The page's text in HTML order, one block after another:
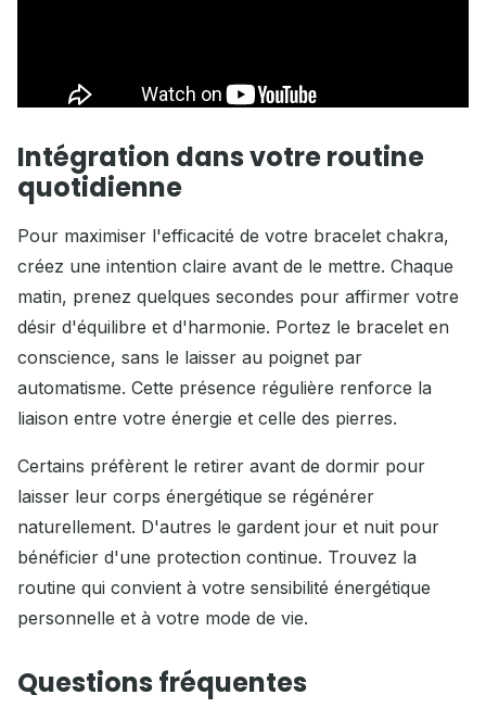
Intégration dans votre routine
quotidienne
Pour maximiser l'efficacité de votre bracelet chakra,
créez une intention claire avant de le mettre. Chaque
matin, prenez quelques secondes pour affirmer votre
désir d'équilibre et d'harmonie. Portez le bracelet en
conscience, sans le laisser au poignet par
automatisme. Cette présence régulière renforce la
liaison entre votre énergie et celle des pierres.
Certains préfèrent le retirer avant de dormir pour
laisser leur corps énergétique se régénérer
naturellement. D'autres le gardent jour et nuit pour
bénéficier d'une protection continue. Trouvez la
routine qui convient à votre sensibilité énergétique
personnelle et à votre mode de vie.
Questions fréquentes